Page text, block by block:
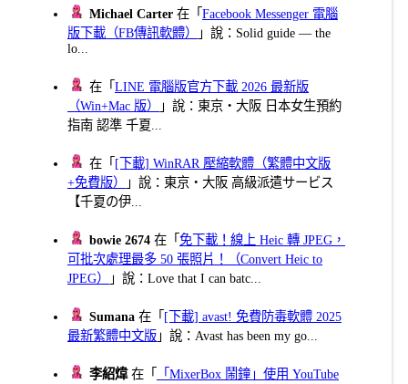
Michael Carter 在「Facebook Messenger 電腦
版下載（FB傳訊軟體）
」說：Solid guide — the
lo...
在「LINE 電腦版官方下載 2026 最新版
（Win+Mac 版）
」說：東京・大阪 日本女生預約
指南 認準 千夏...
在「 [下載] WinRAR 壓縮軟體（繁體中文版
+免費版）
」說：東京・大阪 高級派遣サービス
【千夏の伊...
bowie 2674 在「免下載！線上 Heic 轉 JPEG，
可批次處理最多 50 張照片！（Convert Heic to
JPEG）
」說：Love that I can batc...
Sumana 在「 [下載] avast! 免費防毒軟體 2025
最新繁體中文版 」說：Avast has been my go...
李紹煒在「
「MixerBox 鬧鐘」使用 YouTube